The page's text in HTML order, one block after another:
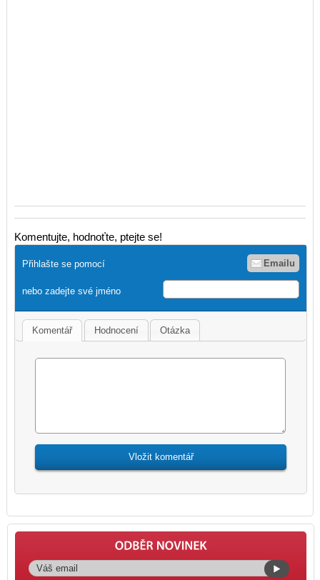
Komentujte, hodnoťte, ptejte se!
Přihlašte se pomocí Emailu
nebo zadejte své jméno
Komentář Hodnocení Otázka